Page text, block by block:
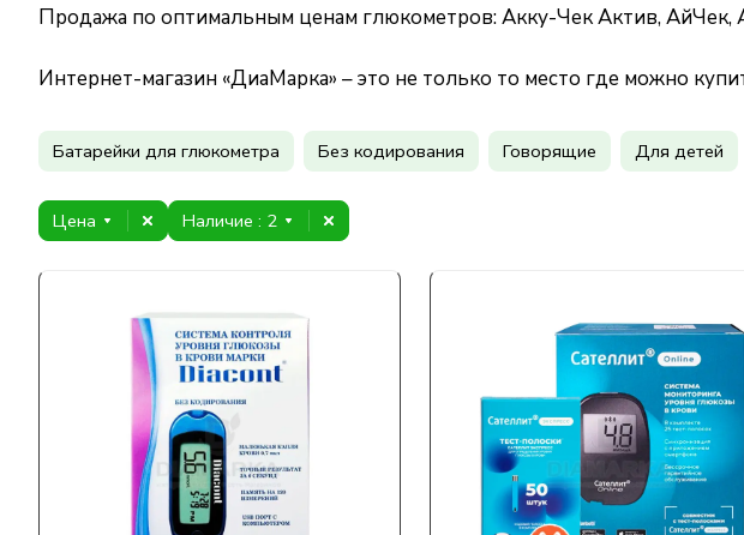
Продажа по оптимальным ценам глюкометров: Акку-Чек Актив,
Интернет-магазин «ДиаМарка» – это не только то место где можно
Батарейки для глюкометра Без кодирования Говорящие Для детей
Цена Наличие : 2